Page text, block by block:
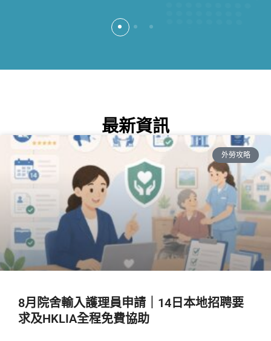
最新資訊
外勞攻略
8月院舍輸入護理員申請｜14日本地招聘要
求及HKLIA全程免費協助